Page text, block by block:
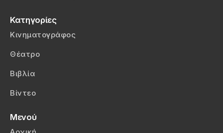
Κατηγορίες
Κινηματογράφος
Θέατρο
Βιβλία
Βίντεο
Μενού